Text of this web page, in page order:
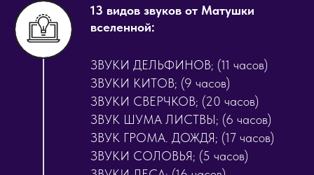
13 видов звуков от Матушки
вселенной:
ЗВУКИ ДЕЛЬФИНОВ; (11 часов)
ЗВУКИ КИТОВ; (9 часов)
ЗВУКИ СВЕРЧКОВ; (20 часов)
ЗВУК ШУМА ЛИСТВЫ; (6 часов)
ЗВУК ГРОМА. ДОЖДЯ; (17 часов)
ЗВУКИ СОЛОВЬЯ; (5 часов)